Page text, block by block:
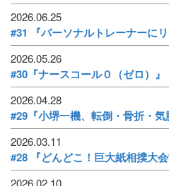
2026.06.25
#31 『パーソナルトレーナーにリ
2026.05.26
#30『ナースコール０（ゼロ）』
2026.04.28
#29『小堺一機、転倒・骨折・気
2026.03.11
#28 『どんどこ！巨大紙相撲大会
2026.02.10